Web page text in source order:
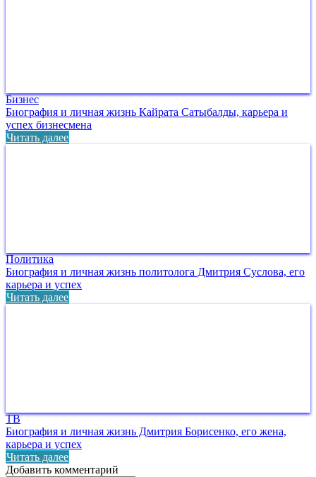
Бизнес
Биография и личная жизнь Кайрата Сатыбалды, карьера и
успех бизнесмена
Читать далее
Политика
Биография и личная жизнь политолога Дмитрия Суслова, его
карьера и успех
Читать далее
ТВ
Биография и личная жизнь Дмитрия Борисенко, его жена,
карьера и успех
Читать далее
Добавить комментарий